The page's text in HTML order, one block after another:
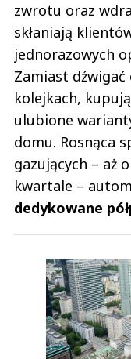
zwrotu oraz
skłaniają
jednorazowych
Zamiast
kolejkach,
ulubione
domu. Rosnąca
gazujących – aż
kwartale –
dedykowane